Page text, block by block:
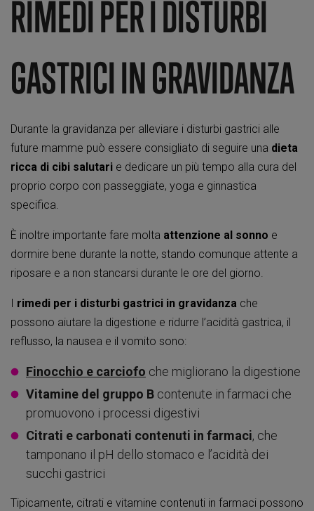
RIMEDI PER I DISTURBI
GASTRICI IN GRAVIDANZA
Durante la gravidanza per alleviare i disturbi gastrici alle
future mamme può essere consigliato di seguire una dieta
ricca di cibi salutari e dedicare un più tempo alla cura del
proprio corpo con passeggiate, yoga e ginnastica
specifica.
È inoltre importante fare molta attenzione al sonno e
dormire bene durante la notte, stando comunque attente a
riposare e a non stancarsi durante le ore del giorno.
rimedi per i disturbi gastrici in gravidanza che
possono aiutare la digestione e ridurre l’acidità gastrica, il
reflusso, la nausea e il vomito sono:
Finocchio e carciofo che migliorano la digestione
Vitamine del gruppo B contenute in farmaci che
promuovono i processi digestivi
Citrati e carbonati contenuti in farmaci, che
tamponano il pH dello stomaco e l’acidità dei
succhi gastrici
Tipicamente, citrati e vitamine contenuti in farmaci possono